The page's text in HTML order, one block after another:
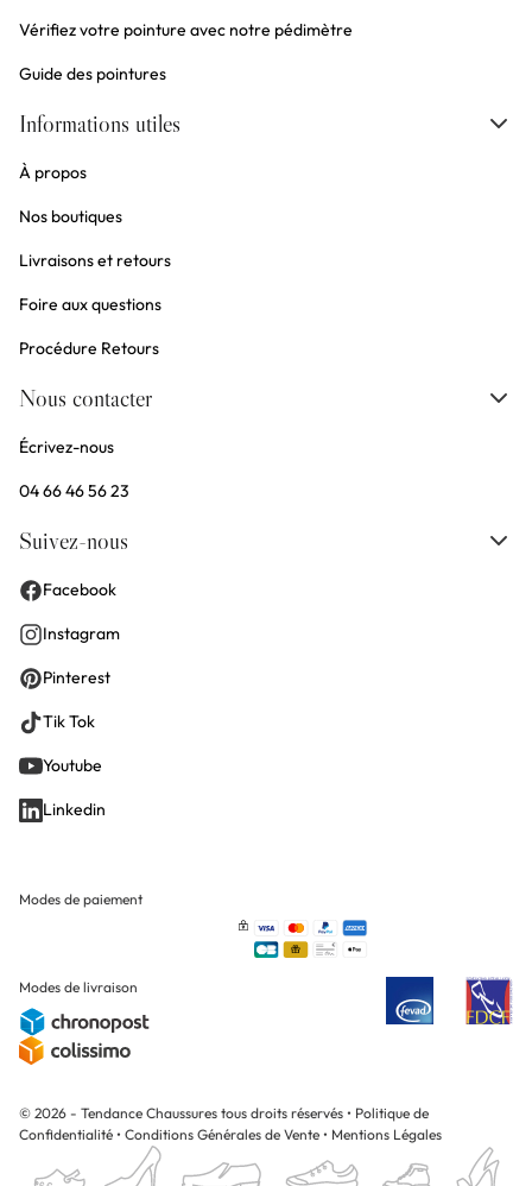
Vérifiez votre pointure avec notre pédimètre
Guide des pointures
Informations utiles
À propos
Nos boutiques
Livraisons et retours
Foire aux questions
Procédure Retours
Nous contacter
Écrivez-nous
04 66 46 56 23
Suivez-nous
Facebook
Instagram
Pinterest
Tik Tok
Youtube
Linkedin
Modes de paiement
Modes de livraison
© 2026 - Tendance Chaussures tous droits réservés • Politique de
Confidentialité • Conditions Générales de Vente • Mentions Légales